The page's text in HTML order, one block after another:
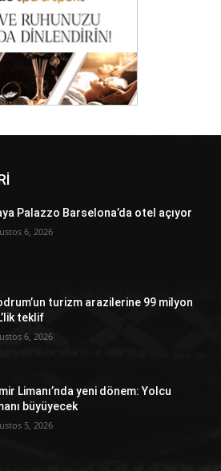
Palazzo Barselona’da otel açıyor
6, 2026
turizm arazilerine 99 milyon
teklif
6, 2026
Limanı’nda yeni dönem: Yolcu
büyüyecek
5, 2026